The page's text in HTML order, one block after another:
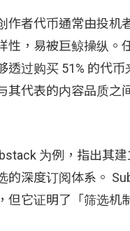
作者代币通常由投机
性，易被巨鲸操纵。
透过购买 51% 的代币
其代表的内容品质之
为例，指出其
的深度订阅体系。
但它证明了「筛选机